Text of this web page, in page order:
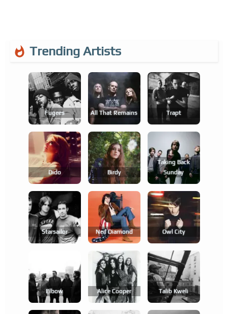
Trending Artists
Fugees All That Remains Trapt
Dido Birdy
Taking Back
Sunday
Starsailor Neil Diamond Owl City
Elbow Alice Cooper Talib Kweli